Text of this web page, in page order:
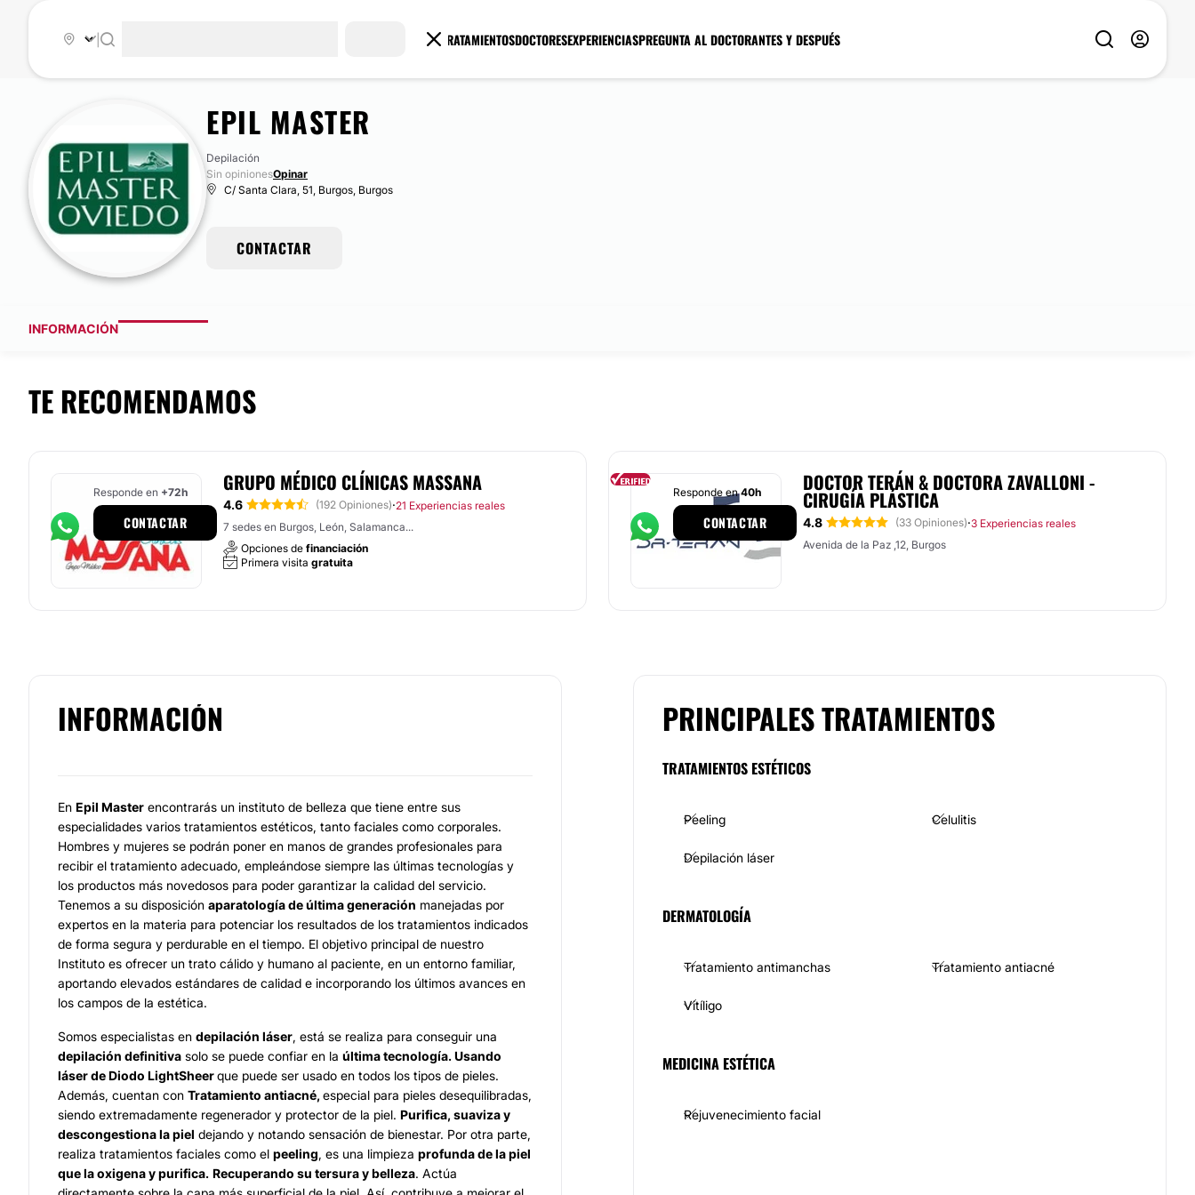
TRATAMIENTOSDOCTORESEXPERIENCIASPREGUNTA AL DOCTORANTES Y DESPUÉS
EPIL MASTER
Depilación
Sin opinionesOpinar
C/ Santa Clara, 51, Burgos, Burgos
CONTACTAR
INFORMACIÓN
TE RECOMENDAMOS
GRUPO MÉDICO CLÍNICAS MASSANA
4.6 (192 Opiniones)·21 Experiencias reales
7 sedes en Burgos, León, Salamanca...
Opciones de financiación
Primera visita gratuita
Responde en +72h
CONTACTAR
DOCTOR TERÁN & DOCTORA ZAVALLONI -
CIRUGÍA PLÁSTICA
4.8 (33 Opiniones)·3 Experiencias reales
Avenida de la Paz ,12, Burgos
Responde en40h
CONTACTAR
INFORMACIÓN
En Epil Master encontrarás un instituto de belleza que tiene entre sus
especialidades varios tratamientos estéticos, tanto faciales como corporales.
Hombres y mujeres se podrán poner en manos de grandes profesionales para
recibir el tratamiento adecuado, empleándose siempre las últimas tecnologías y
los productos más novedosos para poder garantizar la calidad del servicio.
Tenemos a su disposición aparatología de última generación manejadas por
expertos en la materia para potenciar los resultados de los tratamientos indicados
de forma segura y perdurable en el tiempo. El objetivo principal de nuestro
Instituto es ofrecer un trato cálido y humano al paciente, en un entorno familiar,
aportando elevados estándares de calidad e incorporando los últimos avances en
los campos de la estética.
Somos especialistas en depilación láser, está se realiza para conseguir una
depilación definitiva solo se puede confiar en la última tecnología. Usando
láser de Diodo LightSheerque puede ser usado en todos los tipos de pieles.
Además, cuentan con Tratamiento antiacné, especial para pieles desequilibradas,
siendo extremadamente regenerador y protector de la piel. Purifica, suaviza y
descongestiona la piel dejando y notando sensación de bienestar. Por otra parte,
realiza tratamientos faciales como el peeling, es una limpieza profunda de la piel
que la oxigena y purifica. Recuperando su tersura y belleza. Actúa
PRINCIPALES TRATAMIENTOS
TRATAMIENTOS ESTÉTICOS
Peeling Celulitis
Depilación láser
DERMATOLOGÍA
Tratamiento antimanchas Tratamiento antiacné
Vitíligo
MEDICINA ESTÉTICA
Rejuvenecimiento facial